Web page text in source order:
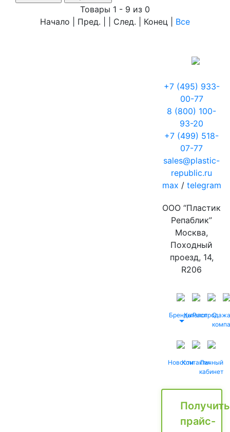
Товары 1 - 9 из 0
Начало | Пред. | | След. | Конец
Все
+7 (495) 933-
00-77
8 (800) 100-
93-20
+7 (499) 518-
07-77
sales@plastic-
republic.ru
max / telegram
ООО “Пластик
Репаблик”
Москва,
Походный
проезд, 14,
R206
БрендыКаталог
Распродажа
О
НовостиКонтактыЛичный
кабинет
Получить
прайс-